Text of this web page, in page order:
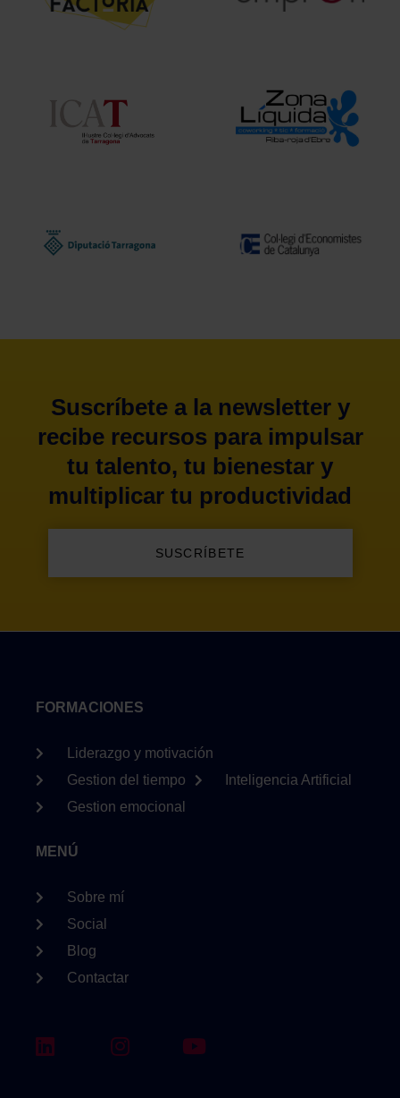
Suscríbete a la newsletter y
recibe recursos para impulsar
tu talento, tu bienestar y
multiplicar tu productividad
SUSCRÍBETE
FORMACIONES
Liderazgo y motivación
Gestion del tiempo
Inteligencia Artificial
Gestion emocional
MENÚ
Sobre mí
Social
Blog
Contactar